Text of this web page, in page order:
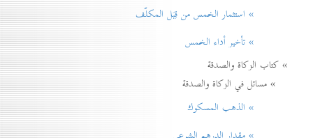
» استثمار الخمس من قِبَل المكلّف
» تأخير أداء الخمس
» كتاب الزكاة والصدقة
» مسائل في الزكاة والصدقة
» الذهب المسكوك